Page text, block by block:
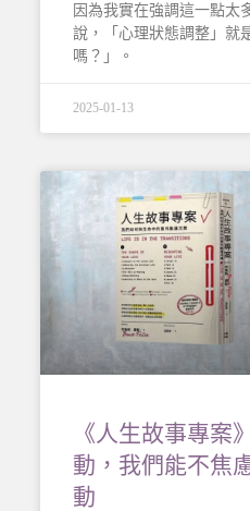
因為我實在強調這一點太
說，「心理狀態調整」就
嗎？」。
2025-01-13
《人生故事專案
動，我們能不焦
動